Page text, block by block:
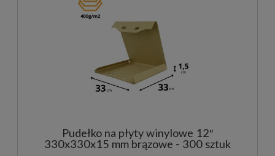
Pudełko na płyty winylowe 12″
330x330x15 mm brązowe - 300 sztuk